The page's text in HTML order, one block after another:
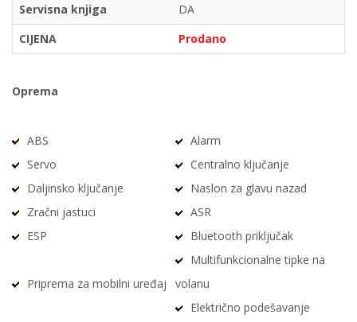
Servisna knjiga
DA
CIJENA
Prodano
Oprema
ABS
Alarm
Servo
Centralno ključanje
Daljinsko ključanje
Naslon za glavu nazad
Zračni jastuci
ASR
ESP
Bluetooth priključak
Priprema za mobilni uređaj
Multifunkcionalne tipke na
volanu
Električno podešavanje